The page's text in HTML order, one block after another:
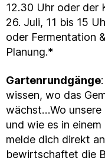
12.30 Uhr oder der
26. Juli, 11 bis 15
oder Fermentation
Planung.*
Gartenrundgänge
wissen, wo das
wächst…Wo
und wie es in
melde dich direkt
bewirtschaftet die